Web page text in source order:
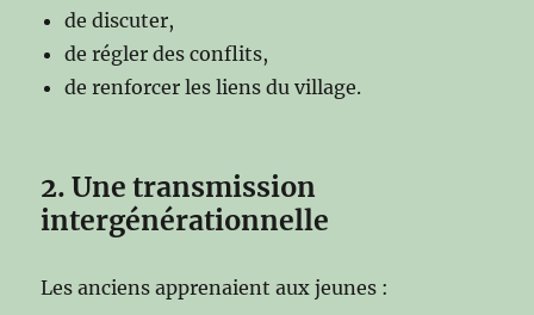
de discuter,
de régler des conflits,
de renforcer les liens du village.
2. Une transmission
intergénérationnelle
Les anciens apprenaient aux jeunes :